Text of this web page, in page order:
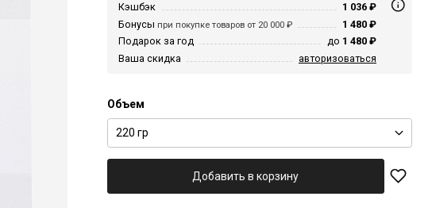
Кэшбэк
1 036 ₽
Бонусы при покупке товаров от 20 000 ₽
1 480 ₽
Подарок за год
до 1 480 ₽
Ваша скидка
авторизоваться
Объем
220 гр
Добавить в корзину